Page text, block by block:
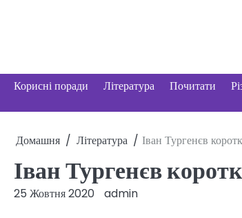
Корисні поради Література Почитати
Домашня Література Іван Тургенєв
Іван Тургенєв
25 Жовтня 2020 admin